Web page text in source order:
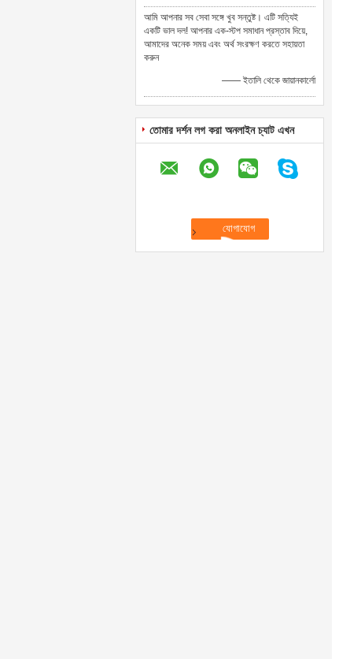
আমি আপনার সব সেবা সঙ্গে খুব সন্তুষ্ট। এটি সত্যিই
একটি ভাল দল! আপনার এক-স্টপ সমাধান প্রস্তাব দিয়ে,
আমাদের অনেক সময় এবং অর্থ সংরক্ষণ করতে সহায়তা
করুন
—— ইতালি থেকে জায়ানকার্লো
তোমার দর্শন লগ করা অনলাইন চ্যাট এখন